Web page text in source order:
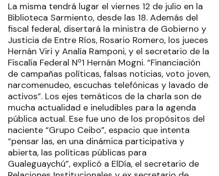
La misma tendrá lugar el viernes 12 de julio en la
Biblioteca Sarmiento, desde las 18. Además del
fiscal federal, disertará la ministra de Gobierno y
Justicia de Entre Ríos, Rosario Romero, los jueces
Hernán Viri y Analía Ramponi, y el secretario de la
Fiscalía Federal Nº1 Hernán Mogni. “Financiación
de campañas políticas, falsas noticias, voto joven,
narcomenudeo, escuchas telefónicas y lavado de
activos”. Los ejes temáticos de la charla son de
mucha actualidad e ineludibles para la agenda
pública actual. Ese fue uno de los propósitos del
naciente “Grupo Ceibo”, espacio que intenta
“pensar las, en una dinámica participativa y
abierta, las políticas públicas para
Gualeguaychú”, explicó a ElDía, el secretario de